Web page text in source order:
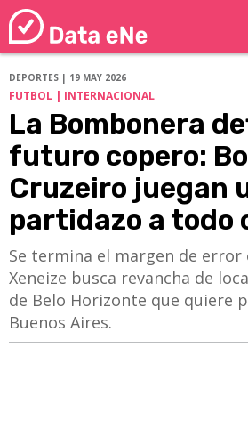
DEPORTES | 19 MAY 2026
FUTBOL | INTERNACIONAL
La Bombonera
futuro copero:
Cruzeiro juegan
partidazo a todo
Se termina el margen de error
Xeneize busca revancha de
de Belo Horizonte que quiere
Buenos Aires.